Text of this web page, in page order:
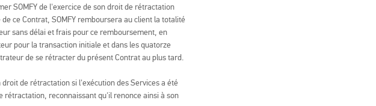
SOMFY de l'exercice de son droit de rétractation
ce Contrat, SOMFY remboursera au client la totalité
sans délai et frais pour ce remboursement, en
pour la transaction initiale et dans les quatorze
de se rétracter du présent Contrat au plus tard.
de rétractation si l'exécution des Services a été
rétractation, reconnaissant qu'il renonce ainsi à son